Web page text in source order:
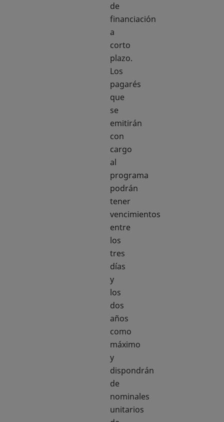
de
financiación
a
corto
plazo.
Los
pagarés
que
se
emitirán
con
cargo
al
programa
podrán
tener
vencimientos
entre
los
tres
días
y
los
dos
años
como
máximo
y
dispondrán
de
nominales
unitarios